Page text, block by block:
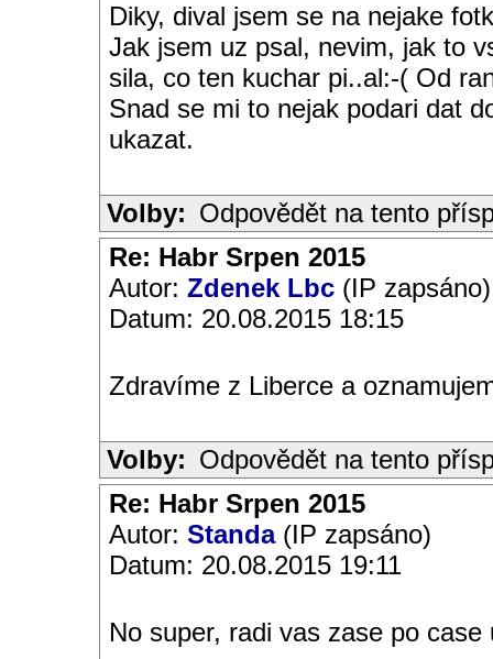
Diky, dival jsem se na nejake
Jak jsem uz psal, nevim, jak to
sila, co ten kuchar pi..al:-( Od
Snad se mi to nejak podari dat
ukazat.
Volby: Odpovědět na tento
Re: Habr Srpen 2015
Autor: Zdenek Lbc (IP zapsáno)
Datum: 20.08.2015 18:15
Zdravíme z Liberce a
Volby: Odpovědět na tento
Re: Habr Srpen 2015
Autor: Standa(IP zapsáno)
Datum: 20.08.2015 19:11
No super, radi vas zase po